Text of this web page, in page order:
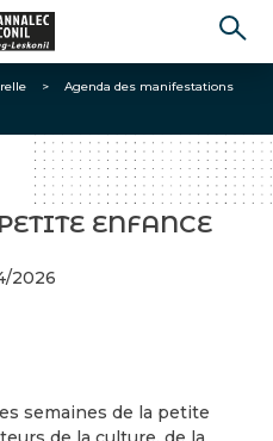
>
Agenda des manifestations
ENFANCE
2026
semaines de la petite